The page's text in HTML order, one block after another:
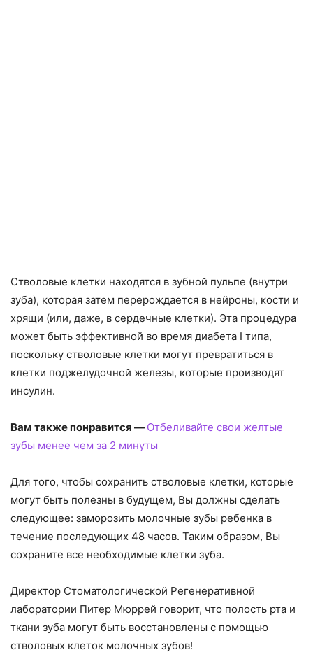
Стволовые клетки находятся в зубной пульпе (внутри
зуба), которая затем перерождается в нейроны, кости и
хрящи (или, даже, в сердечные клетки). Эта процедура
может быть эффективной во время диабета I типа,
поскольку стволовые клетки могут превратиться в
клетки поджелудочной железы, которые производят
инсулин.
Вам также понравится — Отбеливайте свои желтые
зубы менее чем за 2 минуты
Для того, чтобы сохранить стволовые клетки, которые
могут быть полезны в будущем, Вы должны сделать
следующее: заморозить молочные зубы ребенка в
течение последующих 48 часов. Таким образом, Вы
сохраните все необходимые клетки зуба.
Директор Стоматологической Регенеративной
лаборатории Питер Мюррей говорит, что полость рта и
ткани зуба могут быть восстановлены с помощью
стволовых клеток молочных зубов!